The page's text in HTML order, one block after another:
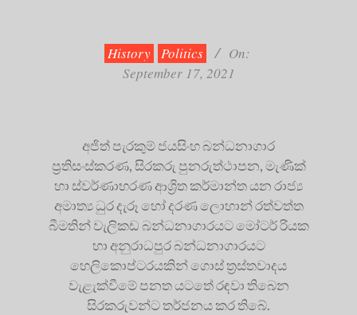
History Politics
On:
September 17, 2021
අජිත් පැරකුම් ජයසිංහ බන්ධනාගාර
ප්‍රතිසංස්කරණ, සිරකරු පුනරුත්ථාපන, මැණික්
හා ස්වර්ණාභරණ ආශ්‍රිත කර්මාන්ත යන රාජ්‍ය
අමාත්‍ය ධුර දැරූ හෝ දරණ ලොහාන් රත්වත්ත
බීමතින් වැලිකඩ බන්ධනාගාරයට මෝටර් රියක
හා අනුරාධපුර බන්ධනාගාරයට
හෙලිකොප්ටරයකින් ගොස් ත්‍රස්තවාදය
වැළැක්වීමේ පනත යටතේ රඳවා තිබෙන
සිරකරුවන්ට තර්ජනය කර තිබේ.